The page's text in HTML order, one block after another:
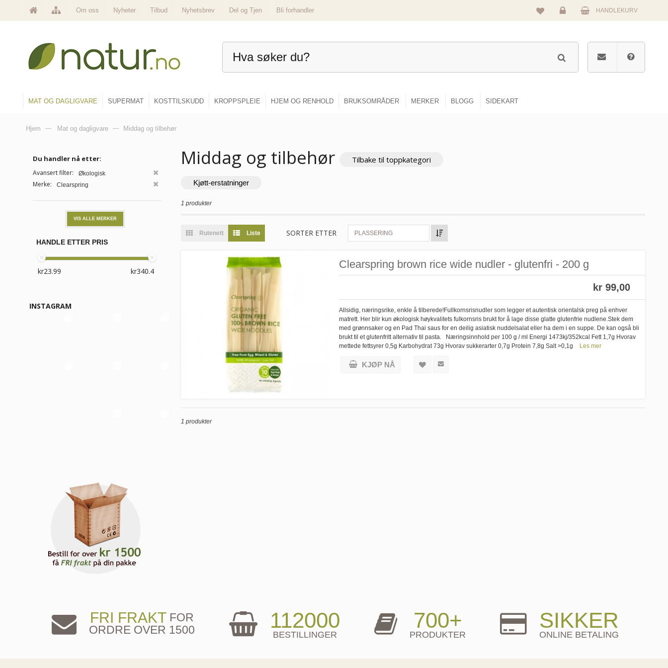
Om oss Nyheter Tilbud Nyhetsbrev Del og Tjen
Bli forhandler
Logg
HANDLEKURV
MAT OG DAGLIGVARE SUPERMAT KOSTTILSKUDD KROPPSPLEIE HJEM OG RENHOLD BRUKSOMRÅDER MERKER BLOGG SIDEKART
Hjem — Mat og dagligvare — Middag og tilbehør
Middag og tilbehør Tilbake til toppkategori
Kjøtt-erstatninger
1 produkter
Rutenett Liste SORTER ETTER PLASSERING
Clearspring brown rice wide nudler - glutenfri - 200 g
kr 99,00
Allsidig, næringsrike, enkle å tilberede!Fullkornsrisnudler som legger et autentisk orientalsk preg på enhver
matrett. Her blir kun økologisk høykvalitets fulkornsris brukt for å lage disse glatte glutenfrie nudlene.Stek dem
med grønnsaker og en Pad Thai saus for en deilig asiatisk nuddelsalat eller ha dem i en suppe. De kan også bli
brukt til et glutenfritt alternativ til pasta. Næringsinnhold per 100 g / ml Energi 1473kj/352kcal Fett 1,7g Hvorav
mettede fettsyrer 0,5g Karbohydrat 73g Hvorav sukkerarter 0,7g Protein 7,8g Salt >0,1g
Les mer
KJØP NÅ
1 produkter
Du handler nå etter:
Avansert filter: Økologisk
Merke: Clearspring
VIS ALLE MERKER
HANDLE ETTER PRIS
INSTAGRAM
FRI FRAKT FOR
ORDRE OVER 1500
112000
BESTILLINGER
700+
PRODUKTER
SIKKER
ONLINE BETALING